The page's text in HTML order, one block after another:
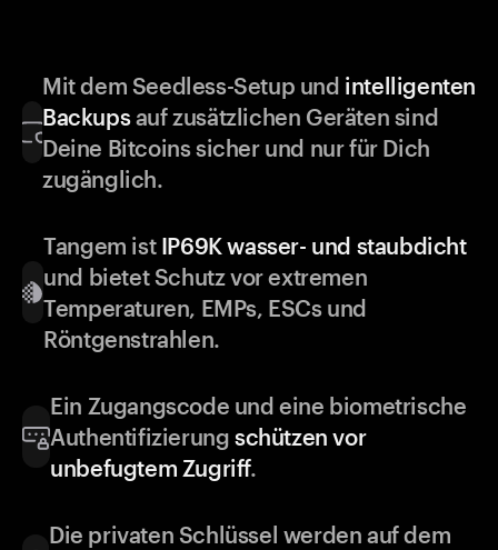
Mit dem Seedless-Setup und intelligenten
Backupsauf zusätzlichen Geräten sind
Deine Bitcoins sicher und nur für Dich
zugänglich.
Tangem ist IP69K wasser- und staubdicht
und bietet Schutz vor extremen
Temperaturen, EMPs, ESCs und
Röntgenstrahlen.
Ein Zugangscode und eine biometrische
Authentifizierung schützen vor
unbefugtem Zugriff.
Die privaten Schlüssel werden auf dem